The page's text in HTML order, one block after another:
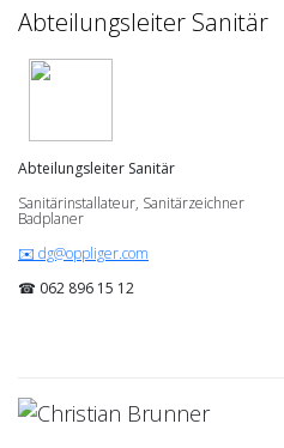
Abteilungsleiter Sanitär
Abteilungsleiter Sanitär
Sanitärinstallateur, Sanitärzeichner
Badplaner
✉️ dg@oppliger.com
☎ 062 896 15 12